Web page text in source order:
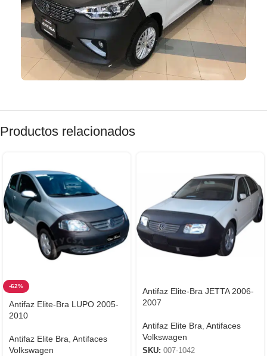
Productos relacionados
-62%
Antifaz Elite-Bra LUPO 2005-
2010
Antifaz Elite Bra Antifaces
Volkswagen
Antifaz Elite-Bra JETTA 2006-
2007
Antifaz Elite Bra Antifaces
Volkswagen
SKU: 007-1042